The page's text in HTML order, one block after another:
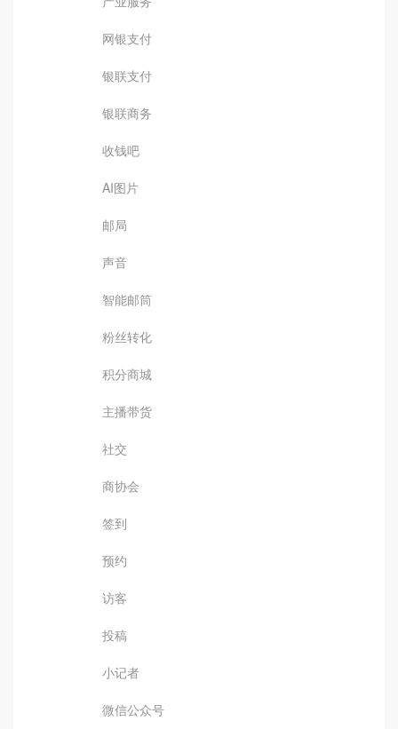
网银支付
银联支付
银联商务
收钱吧
AI图片
邮局
声音
智能邮筒
粉丝转化
积分商城
主播带货
社交
商协会
签到
预约
访客
投稿
小记者
微信公众号